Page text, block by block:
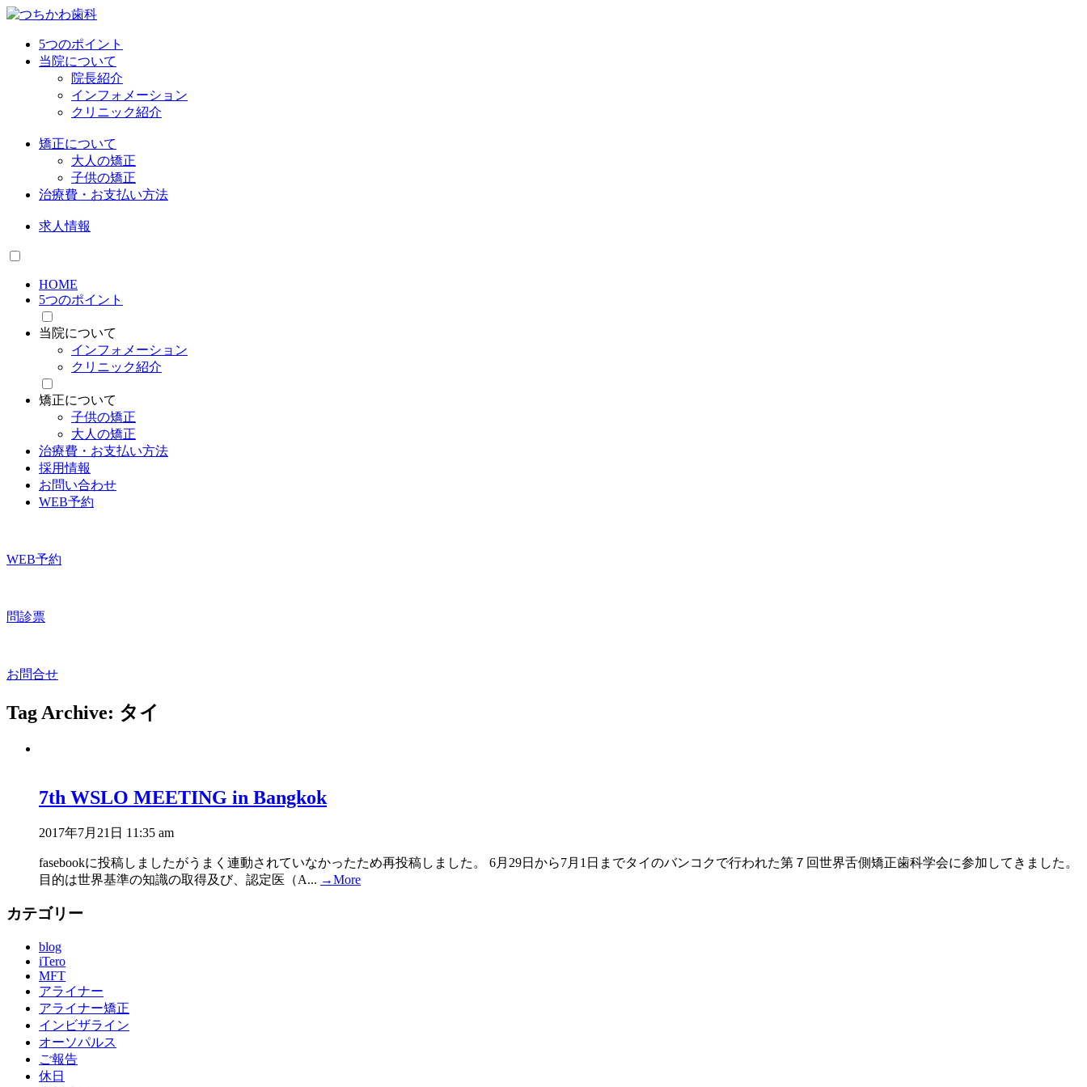
5つのポイント
当院について
院長紹介
インフォメーション
クリニック紹介
矯正について
大人の矯正
子供の矯正
治療費・お支払い方法
求人情報
HOME
5つのポイント
当院について
インフォメーション
クリニック紹介
矯正について
子供の矯正
大人の矯正
治療費・お支払い方法
採用情報
お問い合わせ
WEB予約
WEB予約
問診票
お問合せ
Tag Archive: タイ
7th WSLO MEETING in Bangkok
2017年7月21日 11:35 am
fasebookに投稿しましたがうまく連動されていなかったため再投稿しました。 6月29日から7月1日までタイのバンコクで行われた第７回世界舌側矯正歯科学会に参加してきました。
目的は世界基準の知識の取得及び、認定医（A... →More
カテゴリー
blog
iTero
MFT
アライナー
アライナー矯正
インビザライン
オーソパルス
ご報告
休日